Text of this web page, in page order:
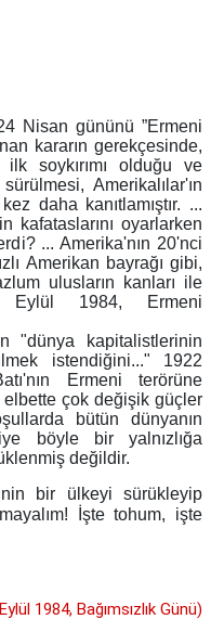
Nisan gününü ”Ermeni
kararın gerekçesinde,
ilk soykırımı olduğu ve
Amerikalılar'ın
daha kanıtlamıştır. ...
kafataslarını oyarlarken
... Amerika'nın 20'nci
Amerikan bayrağı gibi,
ulusların kanları ile
Eylül 1984, Ermeni
kapitalistlerinin
istendiğini..." 1922
Ermeni terörüne
elbette çok değişik güçler
bütün dünyanın
böyle bir yalnızlığa
değildir.
bir ülkeyi sürükleyip
İşte tohum, işte
1984, Bağımsızlık Günü)